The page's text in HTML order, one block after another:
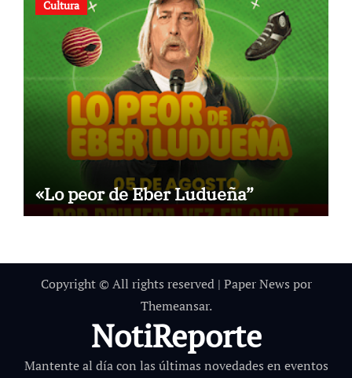
Cultura
«Lo peor de Eber Ludueña”
Copyright © All rights reserved | Paper News por
Themeansar.
NotiReporte
Mantente al día con las últimas novedades en eventos